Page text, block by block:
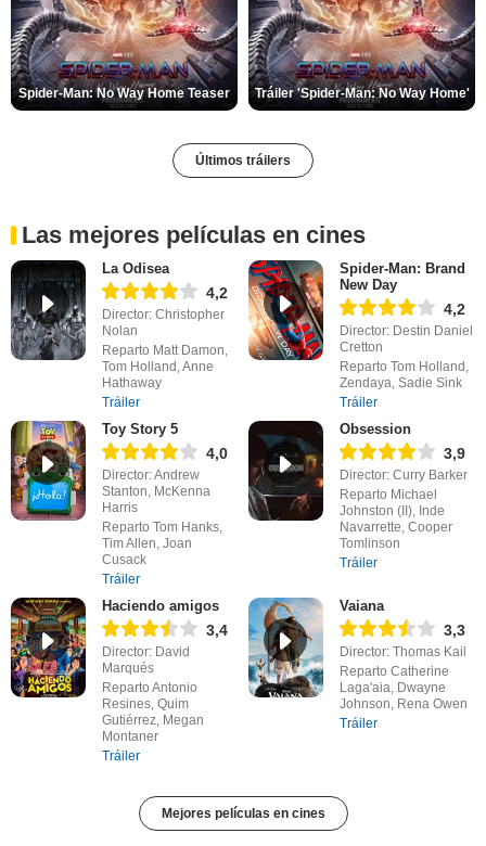
Spider-Man: No Way Home Teaser Tráiler 'Spider-Man: No Way Home'
Últimos tráilers
Las mejores películas en cines
La Odisea
4,2
Director: Christopher
Nolan
Reparto Matt Damon,
Tom Holland, Anne
Hathaway
Tráiler
Spider-Man: Brand
New Day
4,2
Director: Destin Daniel
Cretton
Reparto Tom Holland,
Zendaya, Sadie Sink
Tráiler
Toy Story 5
4,0
Director: Andrew
Stanton, McKenna
Harris
Reparto Tom Hanks,
Tim Allen, Joan
Cusack
Tráiler
Obsession
3,9
Director: Curry Barker
Reparto Michael
Johnston (II), Inde
Navarrette, Cooper
Tomlinson
Tráiler
Haciendo amigos
3,4
Director: David
Marqués
Reparto Antonio
Resines, Quim
Gutiérrez, Megan
Montaner
Tráiler
Vaiana
3,3
Director: Thomas Kail
Reparto Catherine
Laga'aia, Dwayne
Johnson, Rena Owen
Tráiler
Mejores películas en cines